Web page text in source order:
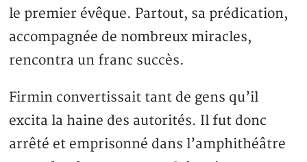
le premier évêque. Partout, sa prédication,
accompagnée de nombreux miracles,
rencontra un franc succès.
Firmin convertissait tant de gens qu’il
excita la haine des autorités. Il fut donc
arrêté et emprisonné dans l’amphithéâtre